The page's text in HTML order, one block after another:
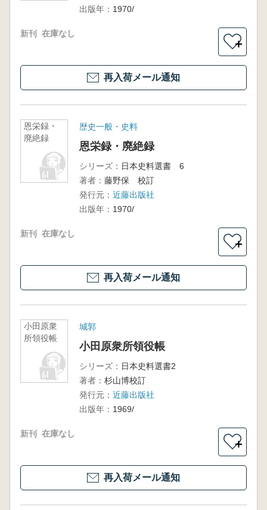
出版年： 1970/
新刊 在庫なし
＋
再入荷メール通知
恩栄録・
廃絶録
歴史一般・史料
恩栄録・廃絶録
シリーズ： 日本史料選書 6
著者： 藤野保 校訂
発行元： 近藤出版社
出版年： 1970/
新刊 在庫なし
＋
再入荷メール通知
小田原衆
所領役帳
城郭
小田原衆所領役帳
シリーズ： 日本史料選書2
著者： 杉山博校訂
発行元： 近藤出版社
出版年： 1969/
新刊 在庫なし
＋
再入荷メール通知